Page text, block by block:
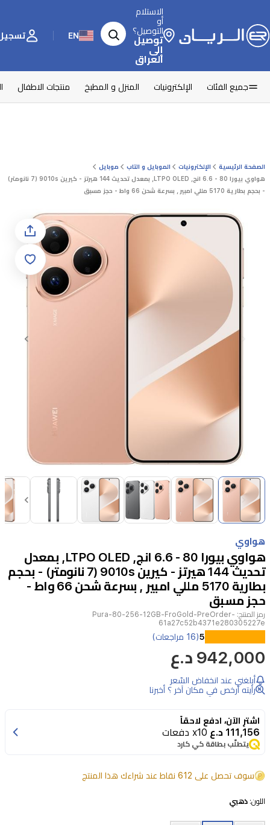
الاستلام
أو
التوصيل؟
توصيل
إلى
العراق
EN تسجيل
جميع الفئات الإلكترونيات المنزل و المطبخ منتجات الاطفال
الصفحة الرئيسية الإلكترونيات الموبايل و التاب
موبايل
هواوي بيورا 80 - 6.6 انج, LTPO OLED, بمعدل تحديث 144 هيرتز - كيرين 9010s (7 نانومتر)
- بحجم بطارية 5170 مللي امبير , بسرعة شحن 66 واط - حجز مسبق
Item
of
1
of
14
هواوي
هواوي بيورا 80 - 6.6 انج, LTPO OLED, بمعدل
تحديث 144 هيرتز - كيرين 9010s (7 نانومتر) - بحجم
بطارية 5170 مللي امبير , بسرعة شحن 66 واط -
حجز مسبق
رمز المنتج: Pura-80-256-12GB-FroGold-PreOrder-
61a27c52b4371e280305227e
بورا
هاتف
فخم
بشاشة
LTPO
مقاس
بوصة
5(16 مراجعات)
942,000 د.ع
أبلغني عند انخفاض السّعر
رأيته أرخص في مكان آخر ؟ أخبرنا
اشترِ الآن، ادفع لاحقاً
111,156 د.ع x10 دفعات
يتطلّب بطاقة كي كارد
سوف تحصل على 612 نقاط عند شراءك هذا المنتج
اللون: ذهبي